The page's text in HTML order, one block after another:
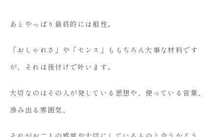
あとやっぱり最終的には相性。
「おしゃれさ」や「センス」ももちろん大事な材料です
が、それは後付けで叶います。
大切なのはその人が発している思想や、使っている言葉、
滲み出る雰囲気、